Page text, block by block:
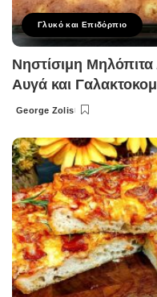
Γλυκό και Επιδόρπιο
Νηστίσιμη
Αυγά και
Posted
George Zolis